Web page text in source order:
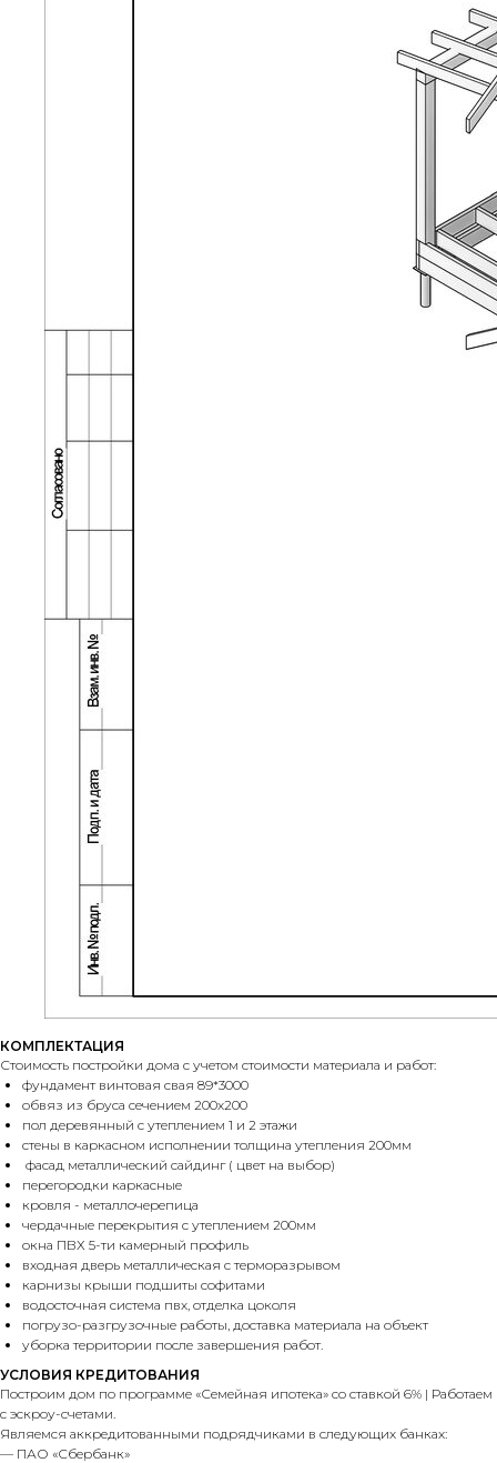
КОМПЛЕКТАЦИЯ
Стоимость постройки дома с учетом стоимости материала и работ:
фундамент винтовая свая 89*3000
обвяз из бруса сечением 200х200
пол деревянный с утеплением 1 и 2 этажи
стены в каркасном исполнении толщина утепления 200мм
фасад металлический сайдинг ( цвет на выбор)
перегородки каркасные
кровля - металлочерепица
чердачные перекрытия с утеплением 200мм
окна ПВХ 5-ти камерный профиль
входная дверь металлическая с терморазрывом
карнизы крыши подшиты софитами
водосточная система пвх, отделка цоколя
погрузо-разгрузочные работы, доставка материала на объект
уборка территории после завершения работ.
УСЛОВИЯ КРЕДИТОВАНИЯ
Построим дом по программе «Семейная ипотека» со ставкой 6% | Работаем
с эскроу-счетами.
Являемся аккредитованными подрядчиками в следующих банках:
— ПАО «Сбербанк»